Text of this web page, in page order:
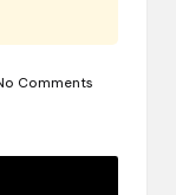
Comments